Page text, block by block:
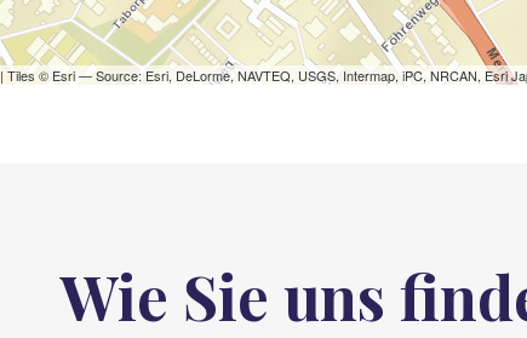
| Tiles © Esri — Source: Esri, DeLorme, NAVTEQ, USGS, Intermap, iPC, NRCAN, Esri
Wie Sie uns